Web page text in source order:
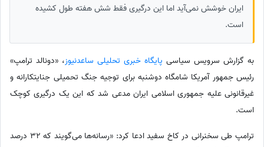
ایران خوشش نمی‌آید اما این درگیری فقط شش هفته طول کشیده
است.
به گزارش سرویس سیاسی پایگاه خبری تحلیلی ساعدنیوز، «دونالد ترامپ»
رئیس جمهور آمریکا شامگاه دوشنبه برای توجیه جنگ تحمیلی جنایتکارانه و
غیرقانونی علیه جمهوری اسلامی ایران مدعی شد که این یک درگیری کوچک
است.
ترامپ طی سخنرانی در کاخ سفید ادعا کرد: «رسانه‌ها می‌گویند که 32 درصد